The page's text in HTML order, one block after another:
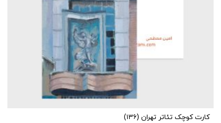
کارت کوچک تئاتر تهران (۱۳۶)